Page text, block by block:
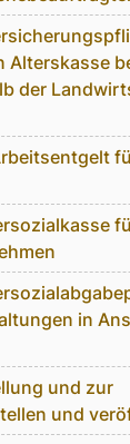
Alterskasse
der
in
und zur
und